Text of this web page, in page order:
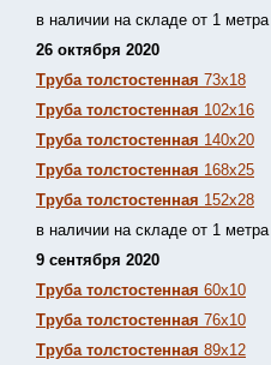
в наличии на складе от 1 метра
26 октября 2020
Труба толстостенная 73х18
Труба толстостенная 102х16
Труба толстостенная 140х20
Труба толстостенная 168х25
Труба толстостенная 152х28
в наличии на складе от 1 метра
9 сентября 2020
Труба толстостенная 60х10
Труба толстостенная 76х10
Труба толстостенная 89х12